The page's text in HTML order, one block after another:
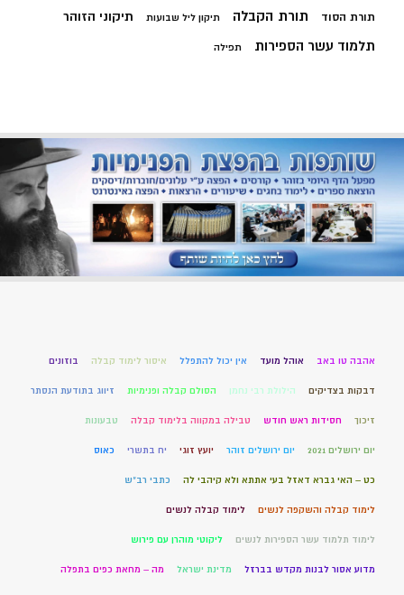
תורת הסוד תורת הקבלה תיקון ליל שבועות תיקוני הזוהר
תלמוד עשר הספירות תפילה
אהבה טו באב אוהל מועד אין יכול להתפלל איסור לימוד קבלה בוזונים
דבקות בצדיקים הילולת רבי נחמן הסולם קבלה ופנימיות זיווג בתודעת הנסתר
זיכוך חסידות ראש חודש טבילה במקווה בלימוד קבלה טבעונות
יום ירושלים 2021 יום ירושלים זוהר יועץ זוגי יח בתשרי כאוס
כט – האי גברא דאזל בעי אתתא ולא קיהבי לה כתבי רב"ש
לימוד קבלה והשקפה לנשים לימוד קבלה לנשים
לימוד תלמוד עשר הספירות לנשים ליקוטי מוהרן עם פירוש
מדוע אסור לבנות מקדש בברזל מדינת ישראל מה – מחאת כפים בתפלה